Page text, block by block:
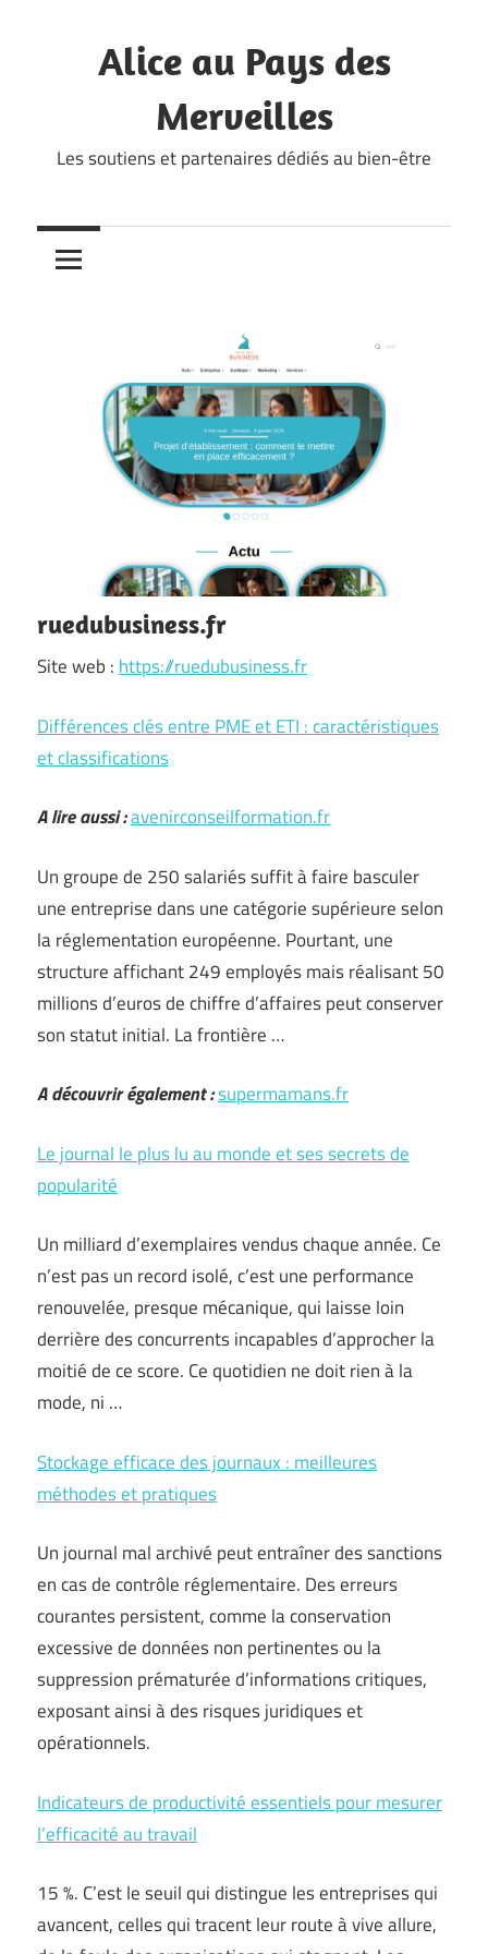
Alice au Pays des
Merveilles
Les soutiens et partenaires dédiés au bien-être
ruedubusiness.fr
Site web : https://ruedubusiness.fr
Différences clés entre PME et ETI : caractéristiques
et classifications
A lire aussi :avenirconseilformation.fr
Un groupe de 250 salariés suffit à faire basculer
une entreprise dans une catégorie supérieure selon
la réglementation européenne. Pourtant, une
structure affichant 249 employés mais réalisant 50
millions d’euros de chiffre d’affaires peut conserver
son statut initial. La frontière …
A découvrir également :supermamans.fr
Le journal le plus lu au monde et ses secrets de
popularité
Un milliard d’exemplaires vendus chaque année. Ce
n’est pas un record isolé, c’est une performance
renouvelée, presque mécanique, qui laisse loin
derrière des concurrents incapables d’approcher la
moitié de ce score. Ce quotidien ne doit rien à la
mode, ni …
Stockage efficace des journaux : meilleures
méthodes et pratiques
Un journal mal archivé peut entraîner des sanctions
en cas de contrôle réglementaire. Des erreurs
courantes persistent, comme la conservation
excessive de données non pertinentes ou la
suppression prématurée d’informations critiques,
exposant ainsi à des risques juridiques et
opérationnels.
Indicateurs de productivité essentiels pour mesurer
l’efficacité au travail
15 %. C’est le seuil qui distingue les entreprises qui
avancent, celles qui tracent leur route à vive allure,